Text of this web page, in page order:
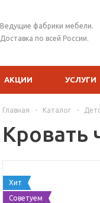
Ведущие фабрики мебели.
Доставка по всей России.
АКЦИИ УСЛУГИ
Главная - Каталог -
Хит
Советуем